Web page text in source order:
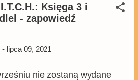
w końcu są znane szczegóły
Jest też pewna
Księga 3 i
- zapowiedź
- lipca 09, 2021
nie zostaną wydane